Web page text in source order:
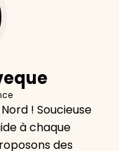
! Soucieuse
à chaque
des